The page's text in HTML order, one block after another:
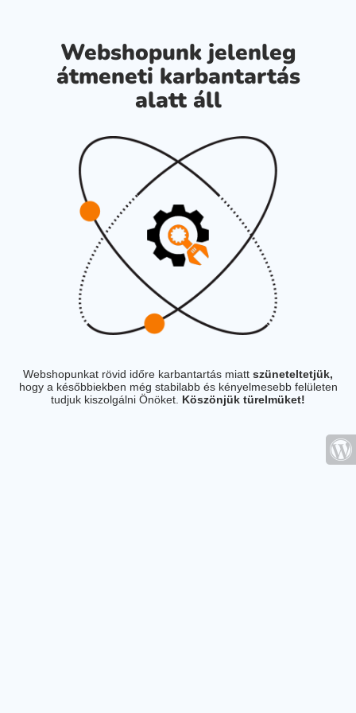
Webshopunk jelenleg
átmeneti karbantartás
alatt áll
Webshopunkat rövid időre karbantartás miatt szüneteltetjük,
hogy a későbbiekben még stabilabb és kényelmesebb felületen
tudjuk kiszolgálni Önöket. Köszönjük türelmüket!